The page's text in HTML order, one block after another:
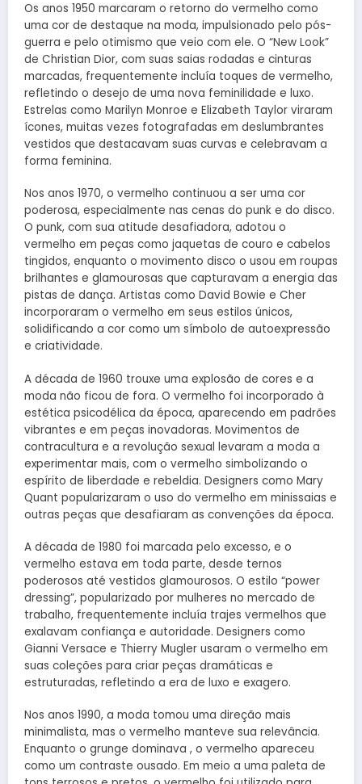
Os anos 1950 marcaram o retorno do vermelho como
uma cor de destaque na moda, impulsionado pelo pós-
guerra e pelo otimismo que veio com ele. O “New Look”
de Christian Dior, com suas saias rodadas e cinturas
marcadas, frequentemente incluía toques de vermelho,
refletindo o desejo de uma nova feminilidade e luxo.
Estrelas como Marilyn Monroe e Elizabeth Taylor viraram
ícones, muitas vezes fotografadas em deslumbrantes
vestidos que destacavam suas curvas e celebravam a
forma feminina.
Nos anos 1970, o vermelho continuou a ser uma cor
poderosa, especialmente nas cenas do punk e do disco.
O punk, com sua atitude desafiadora, adotou o
vermelho em peças como jaquetas de couro e cabelos
tingidos, enquanto o movimento disco o usou em roupas
brilhantes e glamourosas que capturavam a energia das
pistas de dança. Artistas como David Bowie e Cher
incorporaram o vermelho em seus estilos únicos,
solidificando a cor como um símbolo de autoexpressão
e criatividade.
A década de 1960 trouxe uma explosão de cores e a
moda não ficou de fora. O vermelho foi incorporado à
estética psicodélica da época, aparecendo em padrões
vibrantes e em peças inovadoras. Movimentos de
contracultura e a revolução sexual levaram a moda a
experimentar mais, com o vermelho simbolizando o
espírito de liberdade e rebeldia. Designers como Mary
Quant popularizaram o uso do vermelho em minissaias e
outras peças que desafiaram as convenções da época.
A década de 1980 foi marcada pelo excesso, e o
vermelho estava em toda parte, desde ternos
poderosos até vestidos glamourosos. O estilo “power
dressing”, popularizado por mulheres no mercado de
trabalho, frequentemente incluía trajes vermelhos que
exalavam confiança e autoridade. Designers como
Gianni Versace e Thierry Mugler usaram o vermelho em
suas coleções para criar peças dramáticas e
estruturadas, refletindo a era de luxo e exagero.
Nos anos 1990, a moda tomou uma direção mais
minimalista, mas o vermelho manteve sua relevância.
Enquanto o grunge dominava , o vermelho apareceu
como um contraste ousado. Em meio a uma paleta de